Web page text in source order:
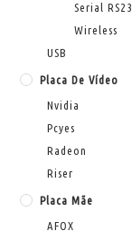
Serial
Wireless
USB
Placa De Vídeo
Nvidia
Pcyes
Radeon
Riser
Placa Mãe
AFOX